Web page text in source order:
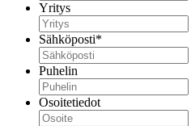
Yritys
Sähköposti*
Puhelin
Osoitetiedot